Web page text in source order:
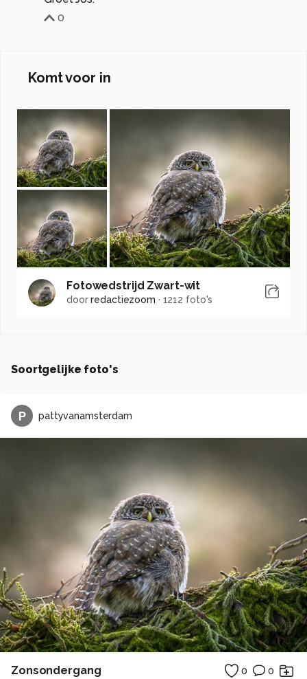
0
Komt voor in
Fotowedstrijd Zwart-wit
doorredactiezoom · 1212 foto's
Soortgelijke foto's
P pattyvanamsterdam
Zonsondergang 0 0